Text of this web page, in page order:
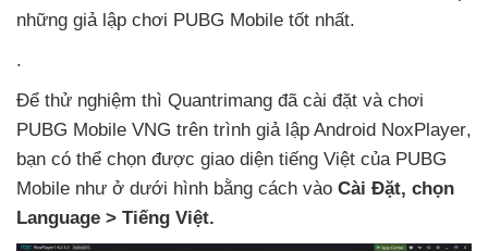
những giả lập chơi PUBG Mobile tốt nhất.
.
Để thử nghiệm thì Quantrimang đã cài đặt và chơi
PUBG Mobile VNG trên trình giả lập Android NoxPlayer,
bạn có thể chọn được giao diện tiếng Việt của PUBG
Mobile như ở dưới hình bằng cách vào Cài Đặt, chọn
Language > Tiếng Việt.